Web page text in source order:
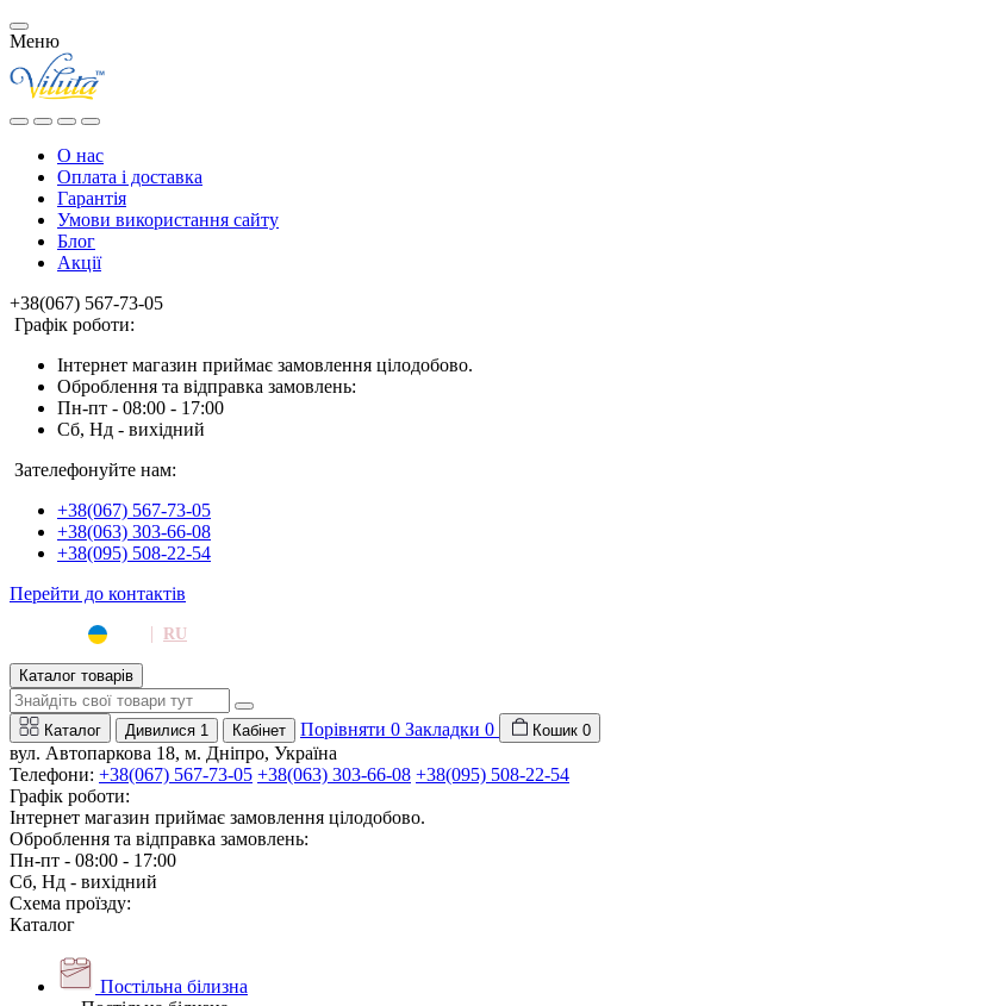
Меню
О нас
Оплата і доставка
Гарантія
Умови використання сайту
Блог
Акції
+38(067) 567-73-05
Графік роботи:
Інтернет магазин приймає замовлення цілодобово.
Оброблення та відправка замовлень:
Пн-пт - 08:00 - 17:00
Сб, Нд - вихідний
Зателефонуйте нам:
+38(067) 567-73-05
+38(063) 303-66-08
+38(095) 508-22-54
Перейти до контактів
| RU
Каталог товарів
Каталог Дивилися 1 Кабінет Порівняти 0 Закладки 0 Кошик 0
вул. Автопаркова 18, м. Дніпро, Україна
Телефони: +38(067) 567-73-05 +38(063) 303-66-08 +38(095) 508-22-54
Графік роботи:
Інтернет магазин приймає замовлення цілодобово.
Оброблення та відправка замовлень:
Пн-пт - 08:00 - 17:00
Сб, Нд - вихідний
Схема проїзду:
Каталог
Постільна білизна